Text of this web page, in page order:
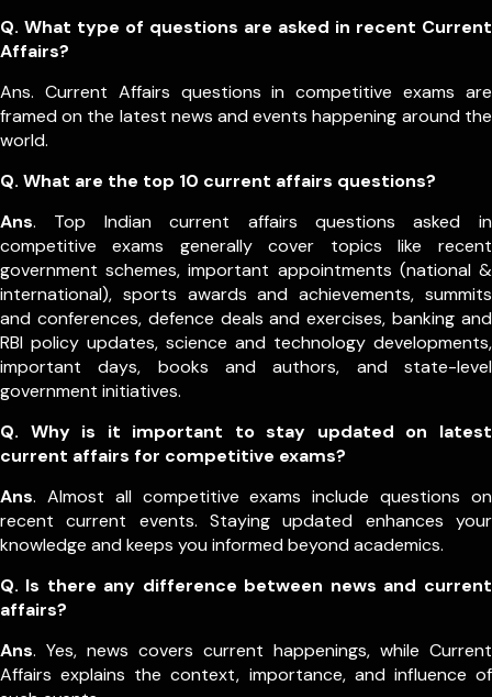
Q. What type of questions are asked in recent Current
Affairs?
Ans. Current Affairs questions in competitive exams are
framed on the latest news and events happening around the
world.
Q. What are the top 10 current affairs questions?
Ans. Top Indian current affairs questions asked in
competitive exams generally cover topics like recent
government schemes, important appointments (national &
international), sports awards and achievements, summits
and conferences, defence deals and exercises, banking and
RBI policy updates, science and technology developments,
important days, books and authors, and state-level
government initiatives.
Q. Why is it important to stay updated on latest
current affairs for competitive exams?
Ans. Almost all competitive exams include questions on
recent current events. Staying updated enhances your
knowledge and keeps you informed beyond academics.
Q. Is there any difference between news and current
affairs?
Ans. Yes, news covers current happenings, while Current
Affairs explains the context, importance, and influence of